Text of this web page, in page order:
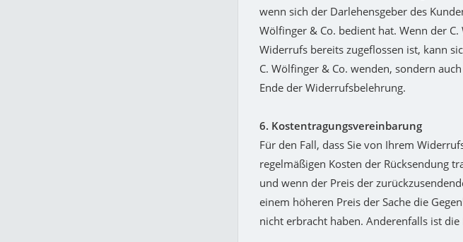
wenn sich der Darlehensgeber des
Wölfinger & Co. bedient hat. Wenn der
Widerrufs bereits zugeflossen ist, kann
C. Wölfinger & Co. wenden, sondern
Ende der Widerrufsbelehrung.
6. Kostentragungsvereinbarung
Für den Fall, dass Sie von Ihrem
regelmäßigen Kosten der Rücksendung
und wenn der Preis der
einem höheren Preis der Sache die
nicht erbracht haben. Anderenfalls ist